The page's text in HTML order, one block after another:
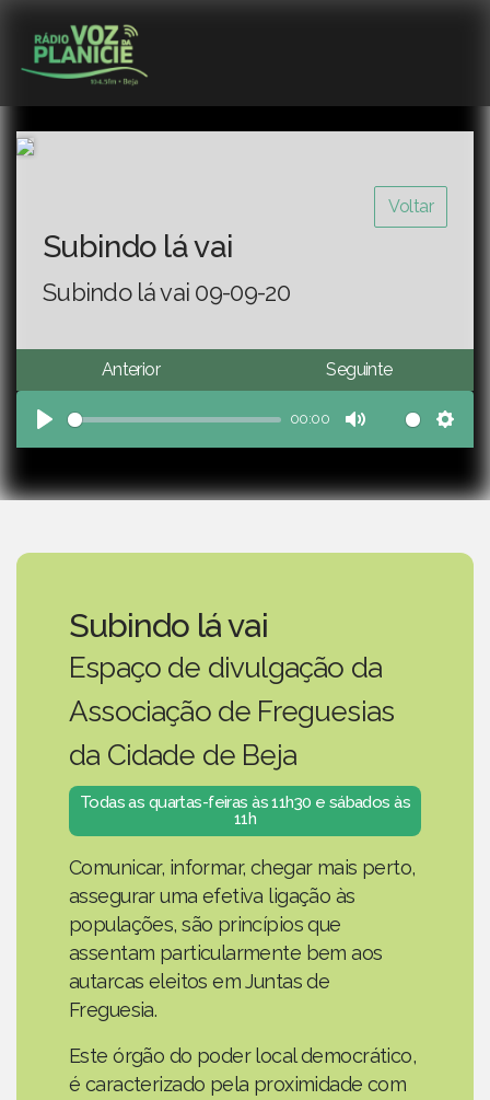
Voltar
Subindo lá vai
Subindo lá vai 09-09-20
Anterior Seguinte
Play
00:00
Mute
Subindo lá vai
Espaço de divulgação da
Associação de Freguesias
da Cidade de Beja
Todas as quartas-feiras às 11h30 e sábados às
11h
Comunicar, informar, chegar mais perto,
assegurar uma efetiva ligação às
populações, são princípios que
assentam particularmente bem aos
autarcas eleitos em Juntas de
Freguesia.
Este órgão do poder local democrático,
é caracterizado pela proximidade com